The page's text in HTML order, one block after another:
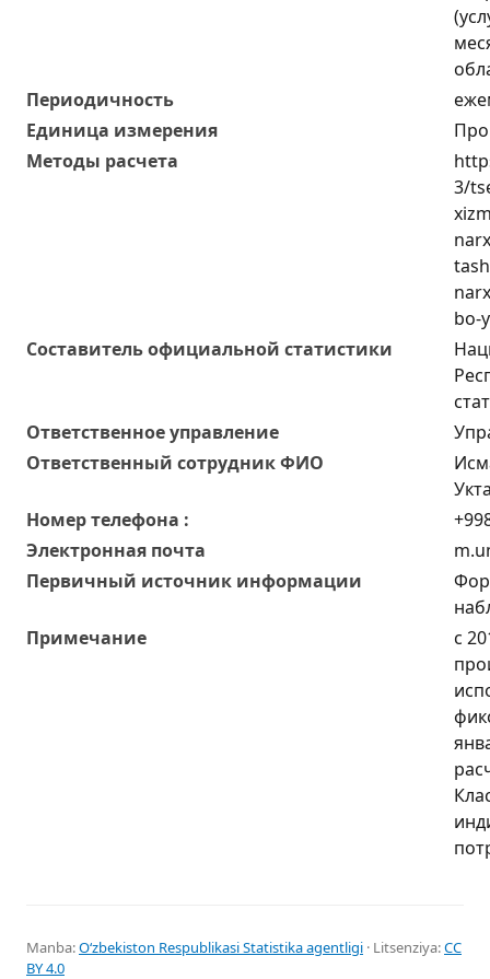
Периодичность
Единица измерения
Методы расчета
3/
bo-
Составитель официальной статистики
Ответственное управление
Oтветственный сотрудник ФИО
Номер телефона :
Электронная почта
Первичный источник информации
Примечание
с
Manba:Oʻzbekiston Respublikasi Statistika agentligi · Litsenziya:CC
BY 4.0